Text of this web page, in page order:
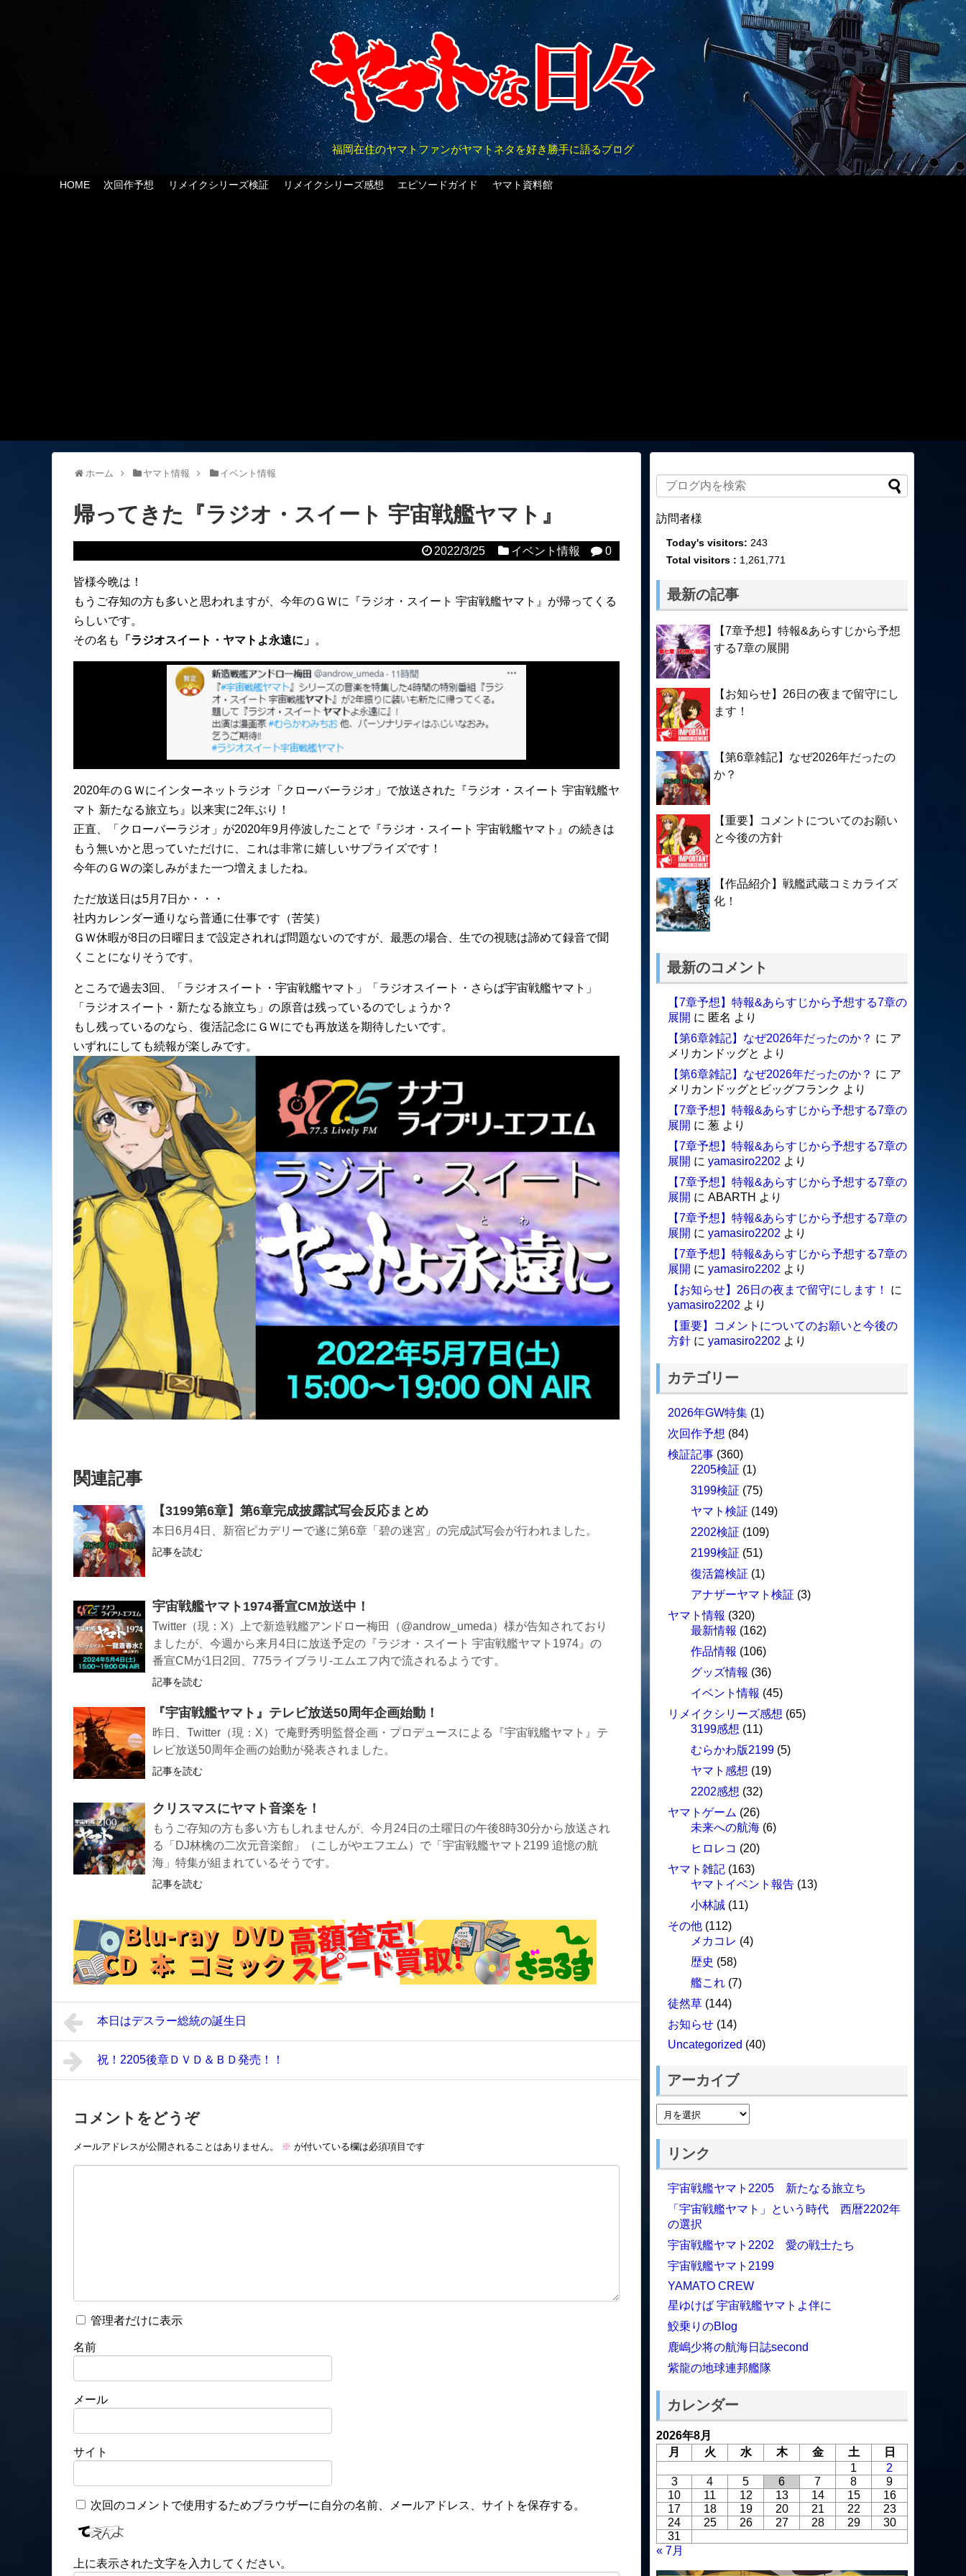
福岡在住のヤマトファンがヤマトネタを好き勝手に語るブログ
HOME 次回作予想 リメイクシリーズ検証 リメイクシリーズ感想 エピソードガイド ヤマト資料館
ホーム ヤマト情報 イベント情報
帰ってきた『ラジオ・スイート 宇宙戦艦ヤマト』
2022/3/25 イベント情報 0
皆様今晩は！
もうご存知の方も多いと思われますが、今年のＧＷに『ラジオ・スイート 宇宙戦艦ヤマト』が帰ってくる
らしいです。
その名も
「ラジオスイート・ヤマトよ永遠に」 。
2020年のＧＷにインターネットラジオ「クローバーラジオ」で放送された『ラジオ・スイート 宇宙戦艦ヤ
マト 新たなる旅立ち』以来実に2年ぶり！
正直、「クローバーラジオ」が2020年9月停波したことで『ラジオ・スイート 宇宙戦艦ヤマト』の続きは
もう無いかと思っていただけに、これは非常に嬉しいサプライズです！
今年のＧＷの楽しみがまた一つ増えましたね。
ただ放送日は5月7日か・・・
社内カレンダー通りなら普通に仕事です（苦笑）
ＧＷ休暇が8日の日曜日まで設定されれば問題ないのですが、最悪の場合、生での視聴は諦めて録音で聞
くことになりそうです。
ところで過去3回、「ラジオスイート・宇宙戦艦ヤマト」「ラジオスイート・さらば宇宙戦艦ヤマト」
「ラジオスイート・新たなる旅立ち」の原音は残っているのでしょうか？
もし残っているのなら、復活記念にＧＷにでも再放送を期待したいです。
いずれにしても続報が楽しみです。
関連記事
【3199第6章】第6章完成披露試写会反応まとめ
本日6月4日、新宿ピカデリーで遂に第6章「碧の迷宮」の完成試写会が行われました。
記事を読む
宇宙戦艦ヤマト1974番宣CM放送中！
Twitter（現：X）上で新造戦艦アンドロー梅田（@androw_umeda）様が告知されており
ましたが、今週から来月4日に放送予定の『ラジオ・スイート 宇宙戦艦ヤマト1974』の
番宣CMが1日2回、775ライブラリ‐エムエフ内で流されるようです。
記事を読む
『宇宙戦艦ヤマト』テレビ放送50周年企画始動！
昨日、Twitter（現：X）で庵野秀明監督企画・プロデュースによる『宇宙戦艦ヤマト』テ
レビ放送50周年企画の始動が発表されました。
記事を読む
クリスマスにヤマト音楽を！
もうご存知の方も多い方もしれませんが、今月24日の土曜日の午後8時30分から放送され
る「DJ林檎の二次元音楽館」（こしがやエフエム）で「宇宙戦艦ヤマト2199 追憶の航
海」特集が組まれているそうです。
記事を読む
本日はデスラー総統の誕生日
祝！2205後章ＤＶＤ＆ＢＤ発売！！
コメントをどうぞ
メールアドレスが公開されることはありません。 ※ が付いている欄は必須項目です
管理者だけに表示
名前
メール
サイト
次回のコメントで使用するためブラウザーに自分の名前、メールアドレス、サイトを保存する。
上に表示された文字を入力してください。
訪問者様
Today's visitors: 243
Total visitors : 1,261,771
最新の記事
【7章予想】特報&あらすじから予想
する7章の展開
【お知らせ】26日の夜まで留守にし
ます！
【第6章雑記】なぜ2026年だったの
か？
【重要】コメントについてのお願い
と今後の方針
【作品紹介】戦艦武蔵コミカライズ
化！
最新のコメント
【7章予想】特報&あらすじから予想する7章の
展開 に 匿名 より
【第6章雑記】なぜ2026年だったのか？ に ア
メリカンドッグと より
【第6章雑記】なぜ2026年だったのか？ に ア
メリカンドッグとビッグフランク より
【7章予想】特報&あらすじから予想する7章の
展開 に 葱 より
【7章予想】特報&あらすじから予想する7章の
展開 に yamasiro2202 より
【7章予想】特報&あらすじから予想する7章の
展開 に ABARTH より
【7章予想】特報&あらすじから予想する7章の
展開 に yamasiro2202 より
【7章予想】特報&あらすじから予想する7章の
展開 に yamasiro2202 より
【お知らせ】26日の夜まで留守にします！
に
yamasiro2202 より
【重要】コメントについてのお願いと今後の
方針 に yamasiro2202 より
カテゴリー
2026年GW特集 (1)
次回作予想 (84)
検証記事 (360)
2205検証 (1)
3199検証 (75)
ヤマト検証 (149)
2202検証 (109)
2199検証 (51)
復活篇検証 (1)
アナザーヤマト検証 (3)
ヤマト情報 (320)
最新情報 (162)
作品情報 (106)
グッズ情報 (36)
イベント情報 (45)
リメイクシリーズ感想 (65)
3199感想 (11)
むらかわ版2199 (5)
ヤマト感想 (19)
2202感想 (32)
ヤマトゲーム (26)
未来への航海 (6)
ヒロレコ (20)
ヤマト雑記 (163)
ヤマトイベント報告 (13)
小林誠 (11)
その他 (112)
メカコレ (4)
歴史 (58)
艦これ (7)
徒然草 (144)
お知らせ (14)
Uncategorized (40)
アーカイブ
リンク
宇宙戦艦ヤマト2205 新たなる旅立ち
「宇宙戦艦ヤマト」という時代 西暦2202年
の選択
宇宙戦艦ヤマト2202 愛の戦士たち
宇宙戦艦ヤマト2199
YAMATO CREW
星ゆけば 宇宙戦艦ヤマトよ伴に
鮫乗りのBlog
鹿嶋少将の航海日誌second
紫龍の地球連邦艦隊
カレンダー
2026年8月
月
火 水 木 金 土
日
1
2
3
4 5 6 7 8
9
10
11 12 13 14 15
16
17
18 19 20 21 22
23
24
25 26 27 28 29
30
31
« 7月